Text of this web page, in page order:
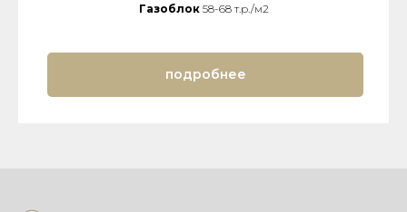
Газоблок58-68 т.р./м2
подробнее